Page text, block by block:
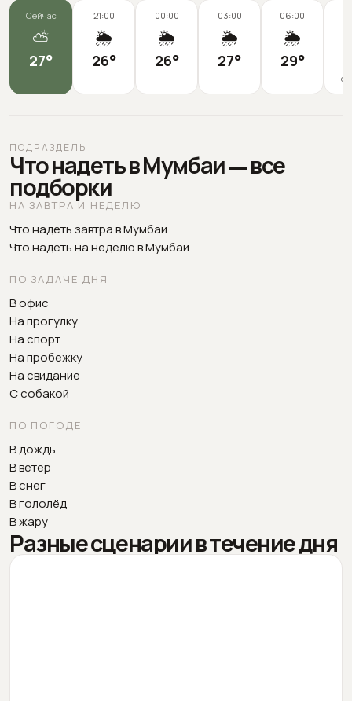
Сейчас
⛅
27°
21:00
🌦️
26°
00:00
🌦️
26°
03:00
🌦️
27°
06:00
🌦️
29°
ПОДРАЗДЕЛЫ
Что надеть в Мумбаи — все
подборки
НА ЗАВТРА И НЕДЕЛЮ
Что надеть завтра в Мумбаи
Что надеть на неделю в Мумбаи
ПО ЗАДАЧЕ ДНЯ
В офис
На прогулку
На спорт
На пробежку
На свидание
С собакой
ПО ПОГОДЕ
В дождь
В ветер
В снег
В гололёд
В жару
Разные сценарии в течение дня